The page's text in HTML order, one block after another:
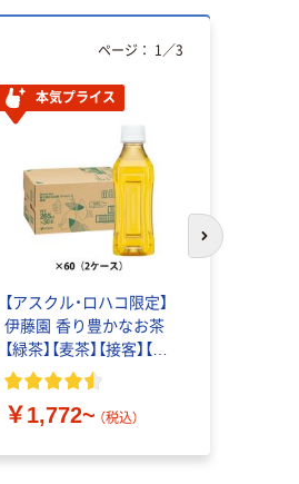
本気プライス
【アスクル・ロハコ限定】
伊藤園 香り豊かなお茶
【緑茶】【麦茶】【接客】【ペ
ットボトル】【紙パック】
￥1,772~ （税込）
ページ： 1 ／3
次のスライド